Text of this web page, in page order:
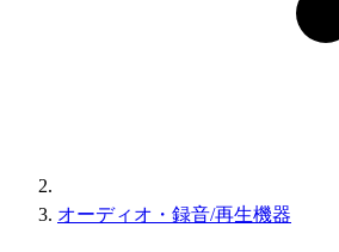
オーディオ・録音/再生機器